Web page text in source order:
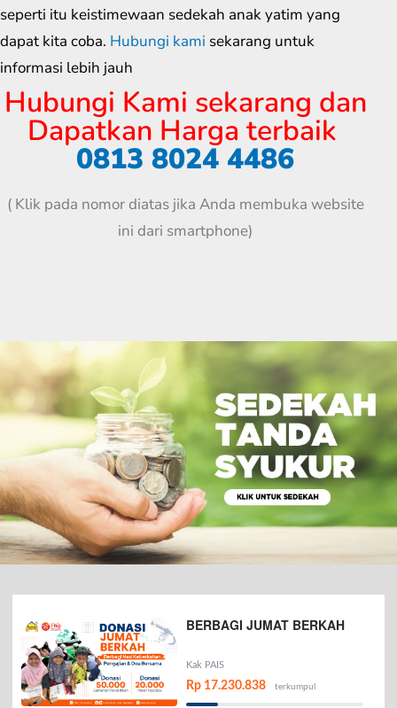
seperti itu keistimewaan sedekah anak yatim yang
dapat kita coba. Hubungi kami sekarang untuk
informasi lebih jauh
Hubungi Kami sekarang dan
Dapatkan Harga terbaik
0813 8024 4486
( Klik pada nomor diatas jika Anda membuka website
ini dari smartphone)
BERBAGI JUMAT BERKAH
Kak PAIS
Rp 17.230.838 terkumpul